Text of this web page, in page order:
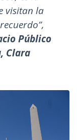
visitan la
Público
Clara